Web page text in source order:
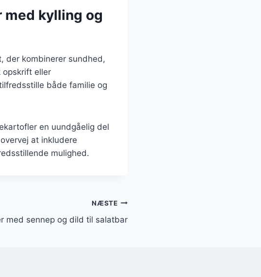
kylling og
der kombinerer sundhed,
opskrift eller
både familie og
en uundgåelig del
at inkludere
mulighed.
NÆSTE
med sennep og dild til salatbar